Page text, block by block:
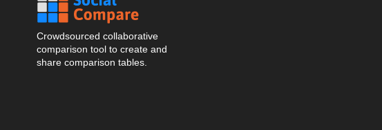
Crowdsourced collaborative
comparison tool to create and
share comparison tables.